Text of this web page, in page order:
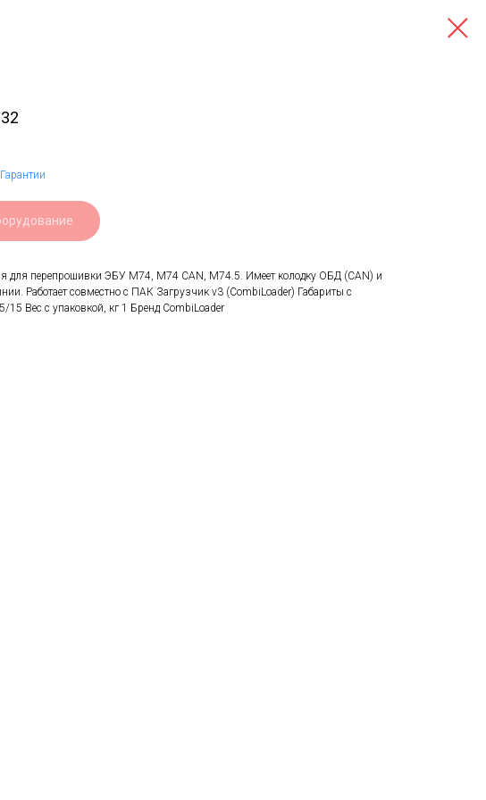
для перепрошивки ЭБУ М74, M74 CAN, M74.5. Имеет колодку ОБД (CAN) и
Работает совместно с ПАК Загрузчик v3 (CombiLoader) Габариты с
15 Вес с упаковкой, кг 1 Бренд CombiLoader